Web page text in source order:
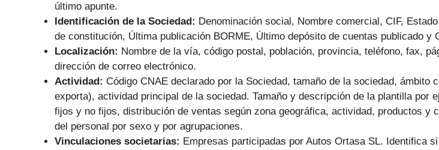
último apunte.
Identificación de la Sociedad: Denominación social, Nombre comercial, CIF,
de constitución, Última publicación BORME, Último depósito de cuentas publicado y
Localización: Nombre de la vía, código postal, población, provincia, teléfono, fax,
dirección de correo electrónico.
Actividad: Código CNAE declarado por la Sociedad, tamaño de la sociedad, ámbito
exporta), actividad principal de la sociedad. Tamaño y descripción de la plantilla por
fijos y no fijos, distribución de ventas según zona geográfica, actividad, productos y
del personal por sexo y por agrupaciones.
Vinculaciones societarias: Empresas participadas por Autos Ortasa SL. Identifica